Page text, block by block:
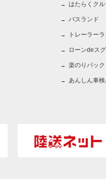
はたらくク
バスランド
トレーラー
ローンdeス
楽のりパック
あんしん車検